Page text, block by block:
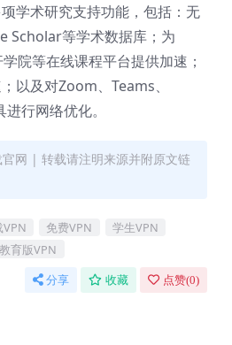
学术研究支持功能，包括：无
Scholar等学术数据库；为
院等在线课程平台提供加速；
以及对Zoom、Teams、
行网络优化。
网 | 转载请注明来源并附原文链
免费VPN
学生VPN
教育版VPN
分享 收藏 点赞(0)